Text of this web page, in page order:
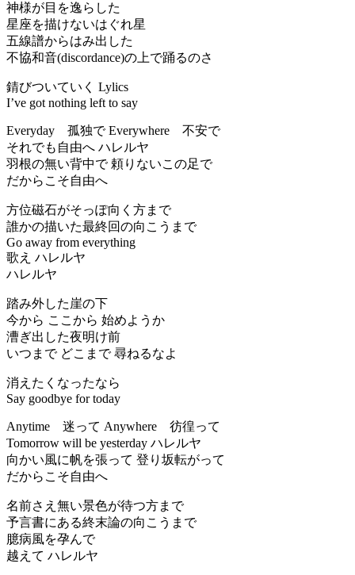
神様が目を逸らした
星座を描けないはぐれ星
五線譜からはみ出した
不協和音(discordance)の上で踊るのさ
錆びついていく Lylics
I’ve got nothing left to say
Everyday 孤独で Everywhere 不安で
それでも自由へ ハレルヤ
羽根の無い背中で 頼りないこの足で
だからこそ自由へ
方位磁石がそっぽ向く方まで
誰かの描いた最終回の向こうまで
Go away from everything
歌え ハレルヤ
ハレルヤ
踏み外した崖の下
今から ここから 始めようか
漕ぎ出した夜明け前
いつまで どこまで 尋ねるなよ
消えたくなったなら
Say goodbye for today
Anytime 迷って Anywhere 彷徨って
Tomorrow will be yesterday ハレルヤ
向かい風に帆を張って 登り坂転がって
だからこそ自由へ
名前さえ無い景色が待つ方まで
予言書にある終末論の向こうまで
臆病風を孕んで
越えて ハレルヤ